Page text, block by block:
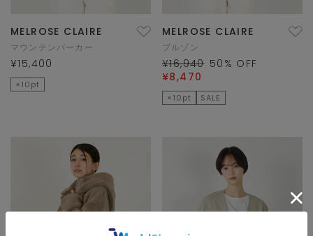
MELROSE CLAIRE
マウンテンパーカー
¥15,400
×10pt
MELROSE CLAIRE
ブルゾン
¥16,940 50 % OFF
¥8,470
×10pt SALE